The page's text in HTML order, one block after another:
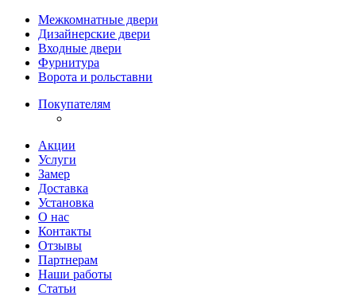
Межкомнатные двери
Дизайнерские двери
Входные двери
Фурнитура
Ворота и рольставни
Покупателям
Акции
Услуги
Замер
Доставка
Установка
О нас
Контакты
Отзывы
Партнерам
Наши работы
Статьи